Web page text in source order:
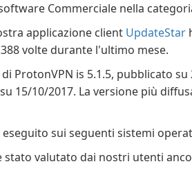
Commerciale nella
applicazione client UpdateStar
volte durante l'ultimo mese.
ProtonVPN is 5.1.5, pubblicato
15/10/2017. La versione più
eseguito sui seguenti sistemi
stato valutato dai nostri utenti